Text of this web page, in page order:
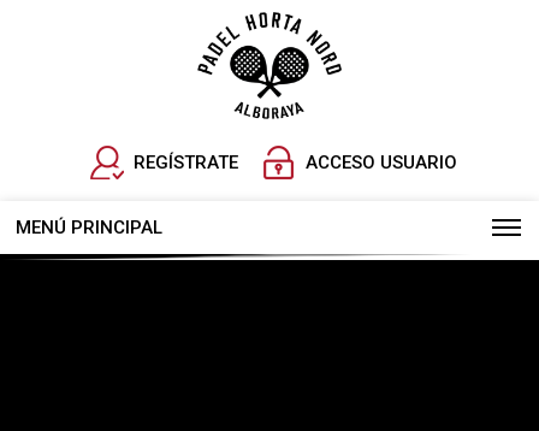
REGÍSTRATE ACCESO USUARIO
MENÚ PRINCIPAL